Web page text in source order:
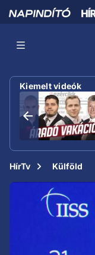
Kiemelt videók
HírTv Külföld